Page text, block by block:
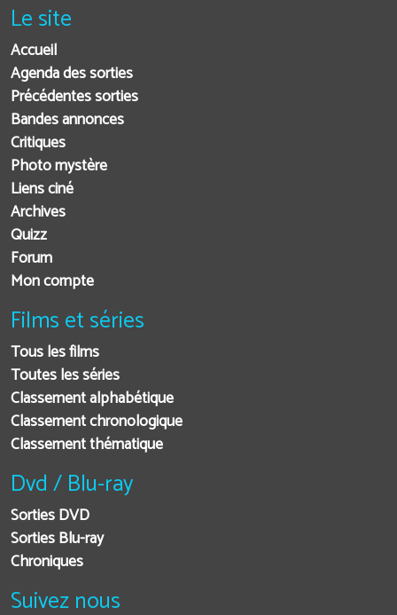
Le site
Accueil
Agenda des sorties
Précédentes sorties
Bandes annonces
Critiques
Photo mystère
Liens ciné
Archives
Quizz
Forum
Mon compte
Films et séries
Tous les films
Toutes les séries
Classement alphabétique
Classement chronologique
Classement thématique
Dvd / Blu-ray
Sorties DVD
Sorties Blu-ray
Chroniques
Suivez nous